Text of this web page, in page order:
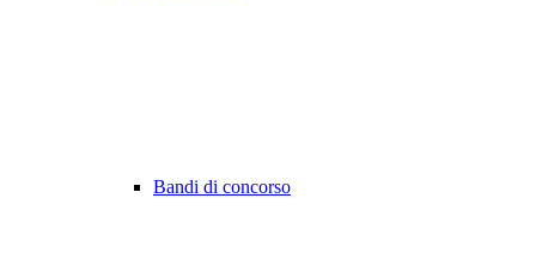
Bandi di concorso